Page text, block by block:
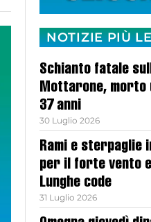
NOTIZIE PIÙ
Schianto fatale
Mottarone, morto
37 anni
30 Luglio 2026
Rami e sterpaglie
per il forte vento
Lunghe code
31 Luglio 2026